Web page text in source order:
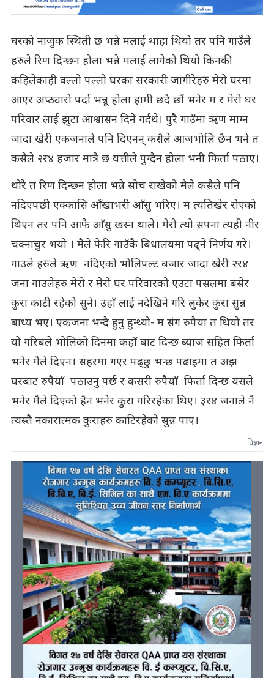
घरको नाजुक स्थिती छ भन्ने मलाई थाहा थियो तर पनि गाउँले
हरुले रिण दिन्छन होला भन्ने मलाई लागेको थियो किनकी
कहिलेकाही वल्लो पल्लो घरका सरकारी जागीरेहरु मेरो घरमा
आएर अप्ठ्यारो पर्दा भन्नू होला हामी छदै छौं भनेर म र मेरो घर
परिवार लाई झुटा आश्वासन दिने गर्दथे। पुरै गाउँमा ऋण माग्न
जादा खेरी एकजनाले पनि दिएनन् कसैले आजभोलि छैन भने त
कसैले २र४ हजार मात्रै छ यत्तीले पुग्दैन होला भनी फिर्ता पठाए।
थोरै त रिण दिन्छन होला भन्ने सोच राखेको मैले कसैले पनि
नदिएपछी एक्कासि आँखाभरी आँसु भरिए। म त्यतिखेर रोएको
थिएन तर पनि आफै आँसु खस्न थाले। मेरो त्यो सपना त्यही नीर
चक्नाचुर भयो । मैले फेरि गाउँकै बिधालयमा पढ्ने निर्णय गरे।
गाउंले हरुले ऋण नदिएको भोलिपल्ट बजार जादा खेरी २र४
जना गाउलेहरु मेरो र मेरो घर परिवारको एउटा पसलमा बसेर
कुरा काटी रहेको सुने। उहाँ लाई नदेखिने गरि लुकेर कुरा सुन्न
बाध्य भए। एकजना भन्दै हुनु हुन्थ्यो- म संग रुपैया त थियो तर
यो गरिबले भोलिको दिनमा कहाँ बाट दिन्छ ब्याज सहित फिर्ता
भनेर मैले दिएन। सहरमा गएर पढ्छु भन्छ पढाइमा त अझ
घरबाट रुपैयाँ पठाउनु पर्छ र कसरी रुपैयाँ फिर्ता दिन्छ यसले
भनेर मैले दिएको हैन भनेर कुरा गरिरहेका थिए। ३र४ जनाले नै
त्यस्तै नकारात्मक कुराहरु काटिरहेको सुन्न पाए।
विज्ञापन